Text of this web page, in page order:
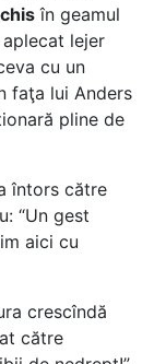
în geamul
lejer
cu un
faţa lui Anders
pline de
întors către
“Un gest
aici cu
crescîndă
către